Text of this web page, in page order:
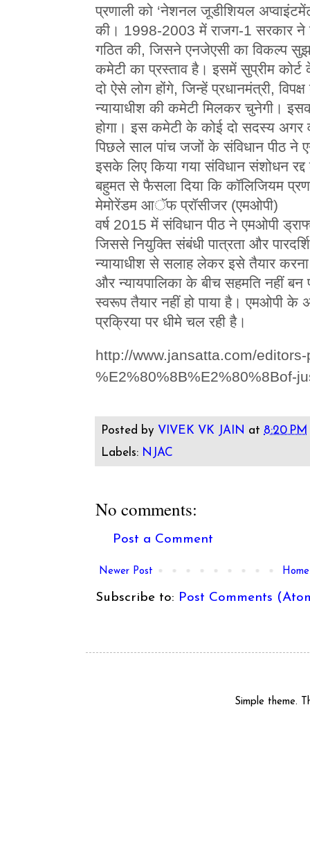
प्रणाली को ‘नेशनल जूडीशियल
की। 1998-2003 में राजग-1 सरकार ने
गठित की, जिसने एनजेएसी का विकल्प
कमेटी का प्रस्ताव है। इसमें सुप्रीम
दो ऐसे लोग होंगे, जिन्हें प्रधानमंत्री,
न्यायाधीश की कमेटी मिलकर चुनेगी।
होगा। इस कमेटी के कोई दो सदस्य अगर
पिछले साल पांच जजों के संविधान पीठ ने
इसके लिए किया गया संविधान संशोधन
बहुमत से फैसला दिया कि कॉलिजियम
मेमोरेंडम आॅफ प्रॉसीजर (एमओपी)
वर्ष 2015 में संविधान पीठ ने एमओपी
जिससे नियुक्ति संबंधी पात्रता और
न्यायाधीश से सलाह लेकर इसे तैयार
और न्यायपालिका के बीच सहमति नहीं
स्वरूप तैयार नहीं हो पाया है। एमओपी के
प्रक्रिया पर धीमे चल रही है।
http://www.jansatta.com/
%E2%80%8B%E2%80%8Bof-
Posted by VIVEK VK JAIN at 8:20 PM
Labels: NJAC
No comments:
Post a Comment
Newer Post Home
Subscribe to: Post Comments
Simple theme.